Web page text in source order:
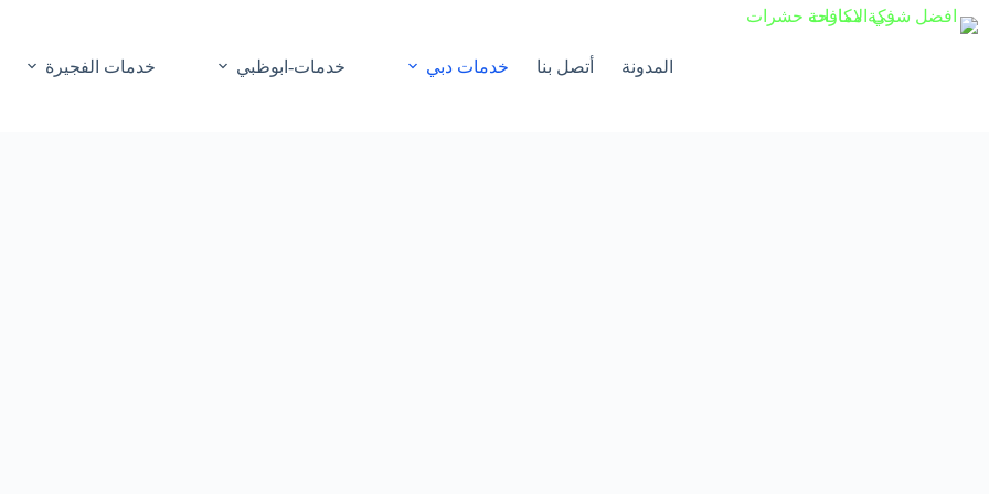
التجاوز
إلى
المدونة أتصل بنا خدمات دبي خدمات-ابوظبي خدمات الفجيرة